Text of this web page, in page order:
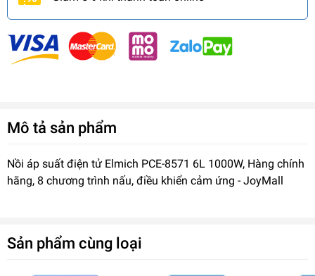
Mô tả sản phẩm
Nồi áp suất điện tử Elmich PCE-8571 6L 1000W, Hàng chính
hãng, 8 chương trình nấu, điều khiển cảm ứng - JoyMall
Sản phẩm cùng loại